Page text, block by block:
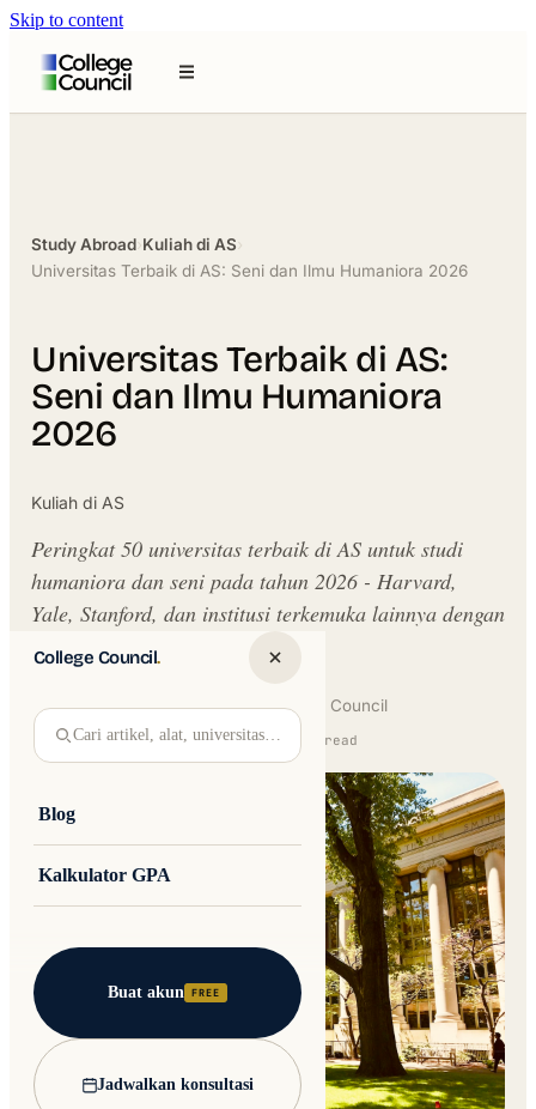
Skip to content
College Council.
Cari artikel, alat, universitas…
Blog
Kalkulator GPA
Buat akun FREE
Jadwalkan konsultasi
Study Abroad›Kuliah di AS›
Universitas Terbaik di AS: Seni dan Ilmu Humaniora 2026
Universitas Terbaik di AS:
Seni dan Ilmu Humaniora
2026
Kuliah di AS
Peringkat 50 universitas terbaik di AS untuk studi
humaniora dan seni pada tahun 2026 - Harvard,
Yale, Stanford, dan institusi terkemuka lainnya dengan
profil program.
Written byJakub Andre College Council
Updated 30 May 2026 · 8 min read